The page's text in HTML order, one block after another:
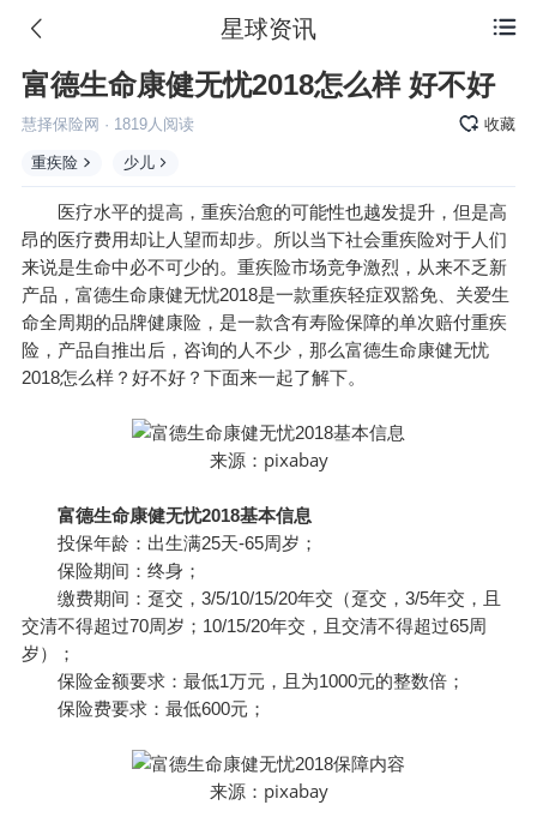
 星球资讯
富德生命康健无忧2018怎么样 好不好
慧择保险网 · 1819人阅读 收藏
重疾险 少儿
医疗水平的提高，重疾治愈的可能性也越发提升，但是高
昂的医疗费用却让人望而却步。所以当下社会重疾险对于人们
来说是生命中必不可少的。重疾险市场竞争激烈，从来不乏新
产品，富德生命康健无忧2018是一款重疾轻症双豁免、关爱生
命全周期的品牌健康险，是一款含有寿险保障的单次赔付重疾
险，产品自推出后，咨询的人不少，那么富德生命康健无忧
2018怎么样？好不好？下面来一起了解下。
来源： pixabay
富德生命康健无忧2018基本信息
投保年龄：出生满25天-65周岁；
保险期间：终身；
缴费期间：趸交，3/5/10/15/20年交（趸交，3/5年交，且
交清不得超过70周岁；10/15/20年交，且交清不得超过65周
岁）；
保险金额要求：最低1万元，且为1000元的整数倍；
保险费要求：最低600元；
来源： pixabay